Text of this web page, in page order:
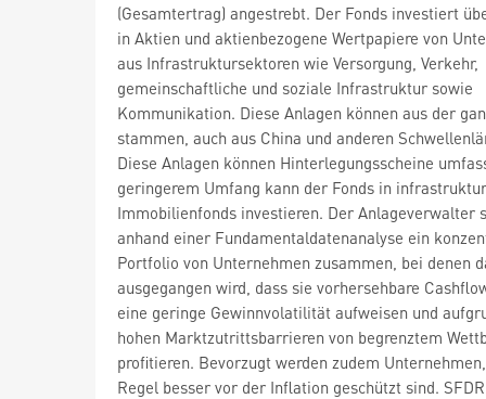
(Gesamtertrag) angestrebt. Der Fonds investiert
in Aktien und aktienbezogene Wertpapiere von
aus Infrastruktursektoren wie Versorgung, Verkehr,
gemeinschaftliche und soziale Infrastruktur sowie
Kommunikation. Diese Anlagen können aus der
stammen, auch aus China und anderen
Diese Anlagen können Hinterlegungsscheine
geringerem Umfang kann der Fonds in
Immobilienfonds investieren. Der Anlageverwalter
anhand einer Fundamentaldatenanalyse ein
Portfolio von Unternehmen zusammen, bei denen
ausgegangen wird, dass sie vorhersehbare
eine geringe Gewinnvolatilität aufweisen und
hohen Marktzutrittsbarrieren von begrenztem
profitieren. Bevorzugt werden zudem
Regel besser vor der Inflation geschützt sind.